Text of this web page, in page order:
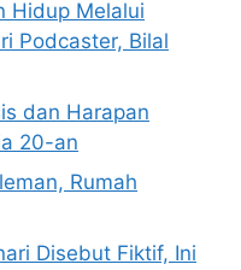
Hidup Melalui
Podcaster, Bilal
dan Harapan
20-an
Rumah
Disebut Fiktif, Ini